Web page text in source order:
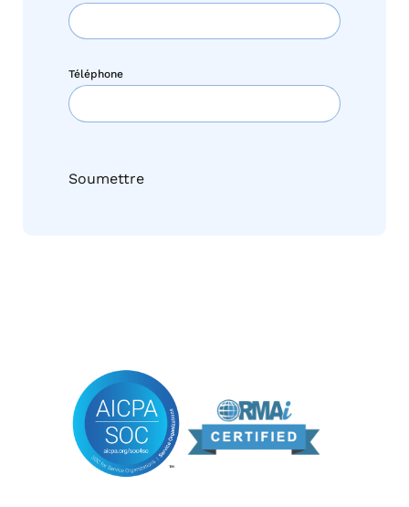
Téléphone